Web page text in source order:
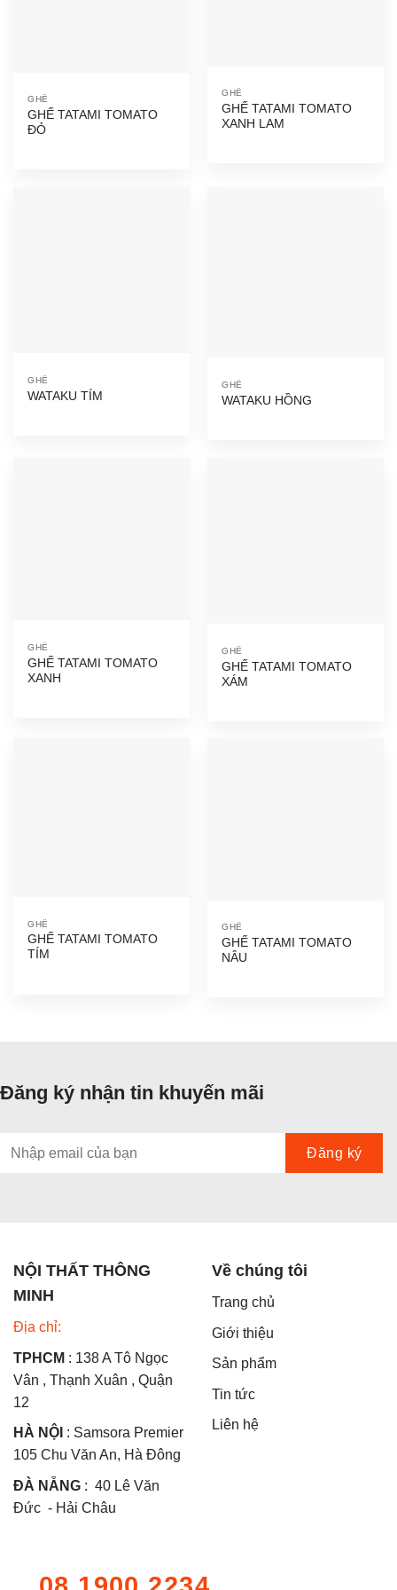
GHẾ
GHẾ TATAMI TOMATO
ĐỎ
GHẾ
GHẾ TATAMI TOMATO
XANH LAM
GHẾ
WATAKU TÍM
GHẾ
WATAKU HỒNG
GHẾ
GHẾ TATAMI TOMATO
XANH
GHẾ
GHẾ TATAMI TOMATO
XÁM
GHẾ
GHẾ TATAMI TOMATO
TÍM
GHẾ
GHẾ TATAMI TOMATO
NÂU
Đăng ký nhận tin khuyến mãi
NỘI THẤT THÔNG
MINH
Địa chỉ:
TPHCM : 138 A Tô Ngọc
Vân , Thạnh Xuân , Quận
12
HÀ NỘI : Samsora Premier
105 Chu Văn An, Hà Đông
ĐÀ NẴNG : 40 Lê Văn
Đức - Hải Châu
Về chúng tôi
Trang chủ
Giới thiệu
Sản phẩm
Tin tức
Liên hệ